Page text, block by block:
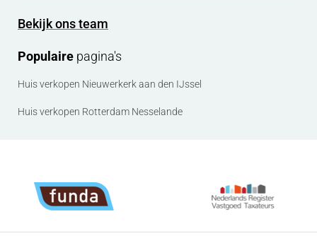
Bekijk ons team
Populaire pagina's
Huis verkopen Nieuwerkerk aan den IJssel
Huis verkopen Rotterdam Nesselande